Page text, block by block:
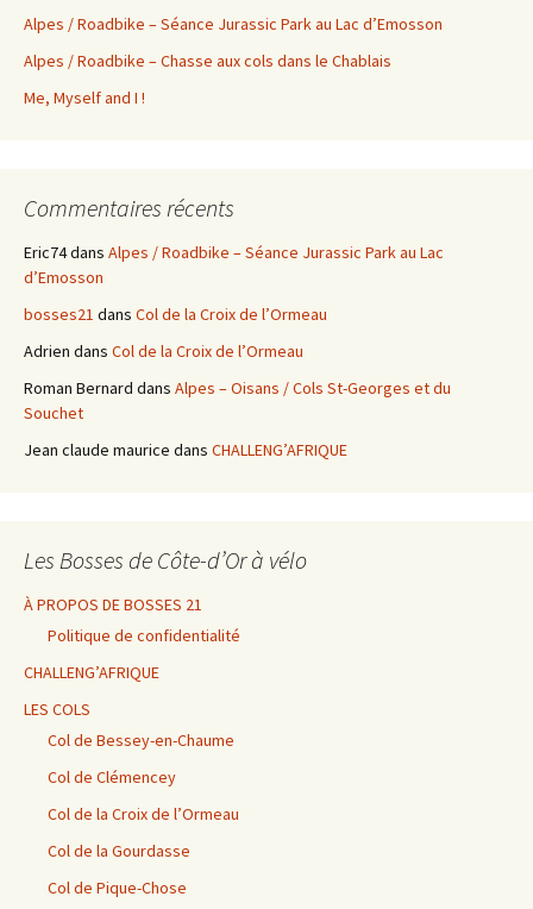
Alpes / Roadbike – Séance Jurassic Park au Lac d’Emosson
Alpes / Roadbike – Chasse aux cols dans le Chablais
Me, Myself and I !
Commentaires récents
Eric74dans Alpes / Roadbike – Séance Jurassic Park au Lac
d’Emosson
bosses21 dans Col de la Croix de l’Ormeau
Adrien dans Col de la Croix de l’Ormeau
Roman Bernard dans Alpes – Oisans / Cols St-Georges et du
Souchet
Jean claude maurice dans CHALLENG’AFRIQUE
Les Bosses de Côte-d’Or à vélo
À PROPOS DE BOSSES 21
Politique de confidentialité
CHALLENG’AFRIQUE
LES COLS
Col de Bessey-en-Chaume
Col de Clémencey
Col de la Croix de l’Ormeau
Col de la Gourdasse
Col de Pique-Chose